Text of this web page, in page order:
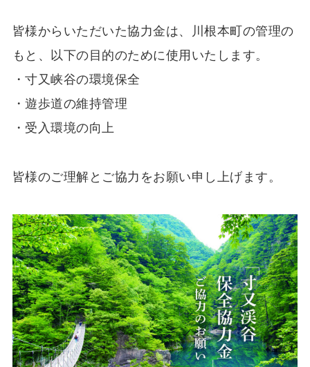
皆様からいただいた協力金は、川根本町の管理の
もと、以下の目的のために使用いたします。
・寸又峡谷の環境保全
・遊歩道の維持管理
・受入環境の向上
皆様のご理解とご協力をお願い申し上げます。